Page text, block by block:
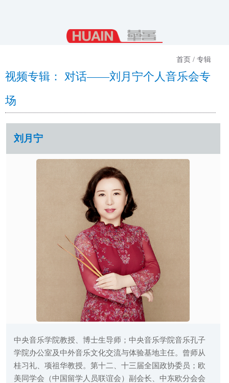
首页 / 专辑
视频专辑： 对话——刘月宁个人音乐会专
场
刘月宁
中央音乐学院教授、博士生导师；中央音乐学院音乐孔子
学院办公室及中外音乐文化交流与体验基地主任。曾师从
桂习礼、项祖华教授。第十二、十三届全国政协委员；欧
美同学会（中国留学人员联谊会）副会长、中东欧分会会